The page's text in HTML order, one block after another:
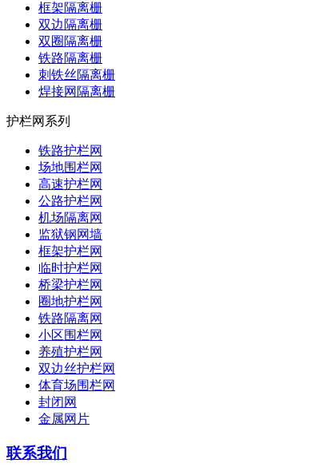
框架隔离栅
双边隔离栅
双圈隔离栅
铁路隔离栅
刺铁丝隔离栅
焊接网隔离栅
护栏网系列
铁路护栏网
场地围栏网
高速护栏网
公路护栏网
机场隔离网
监狱钢网墙
框架护栏网
临时护栏网
桥梁护栏网
圈地护栏网
铁路隔离网
小区围栏网
养殖护栏网
双边丝护栏网
体育场围栏网
封闭网
金属网片
联系我们